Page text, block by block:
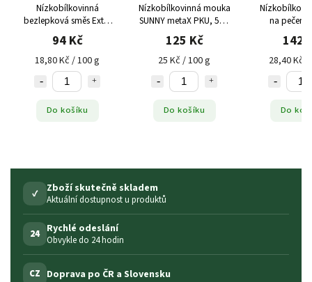
Nízkobílkovinná
bezlepková směs Extra
Krakovská Balviten PKU,
500 g
94 Kč
18,80 Kč / 100 g
Do košíku
Nízkobílkovinná mouka
SUNNY metaX PKU, 500
g
125 Kč
25 Kč / 100 g
Do košíku
na pečení
Loprofin
142
28,40 Kč /
Do
✓ Zboží skutečně skladem
Aktuální dostupnost u produktů
24 Rychlé odeslání
Obvykle do 24 hodin
CZ Doprava po ČR a Slovensku